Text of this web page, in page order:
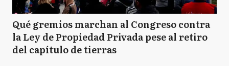
Qué gremios marchan al Congreso contra
la Ley de Propiedad Privada pese al retiro
del capítulo de tierras